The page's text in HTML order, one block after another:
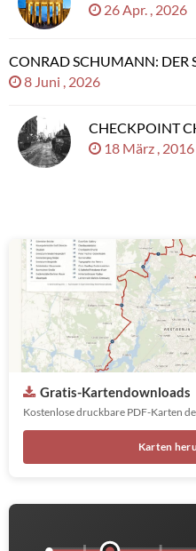
26 Apr. , 2026
CONRAD SCHUMANN: DER
8 Juni , 2026
CHECKPOINT
18 März , 2016
Gratis-Kartendownloads
Kostenlose druckbare PDF-Karten
Karten